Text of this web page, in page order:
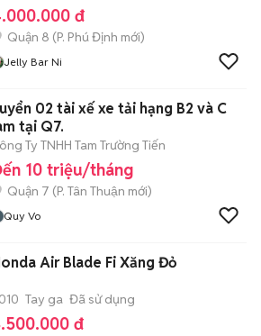
đ
Quận 8 (P. Phú Định mới)
Jelly Bar Ni
02 tài xế xe tải hạng B2 và C
tại Q7.
Ty TNHH Tam Trường Tiến
10 triệu/tháng
Quận 7 (P. Tân Thuận mới)
Quy Vo
Air Blade Fi Xăng Đỏ
Tay ga Đã sử dụng
đ